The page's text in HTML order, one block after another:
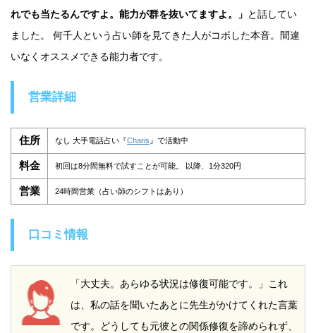
れでも当たるんですよ。能力が群を抜いてますよ。」 と話してい
ました。 何千人という占い師を見てきた人がコボした本音。間違
いなくオススメできる能力者です。
営業詳細
住所 なし 大手電話占い『Charis 』で活動中
料金 初回は8分間無料で試すことが可能。 以降、1分320円
営業 24時間営業（占い師のシフトはあり）
口コミ情報
「大丈夫。あらゆる状況は修復可能です。」これ
は、私の話を聞いたあとに先生がかけてくれた言葉
です。どうしても元彼との関係修復を諦められず、